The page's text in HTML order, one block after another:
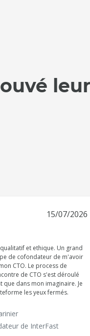
15/07/2026
et ethique. Un grand
de cofondateur de m'avoir
CTO. Le process de
de CTO s'est déroulé
que dans mon imaginaire. Je
les yeux fermés.
de InterFast